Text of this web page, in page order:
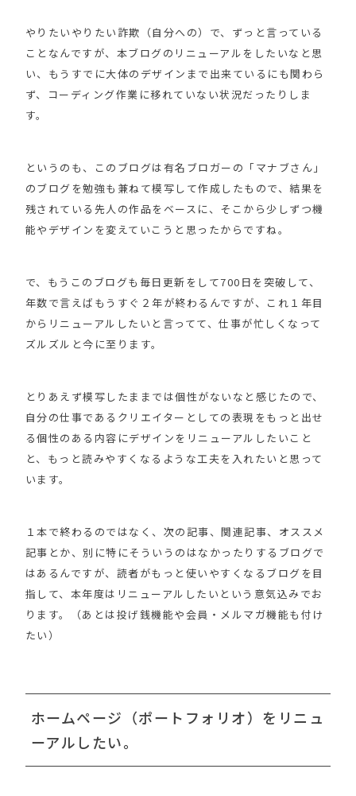
やりたいやりたい詐欺（自分への）で、ずっと言っている
ことなんですが、本ブログのリニューアルをしたいなと思
い、もうすでに大体のデザインまで出来ているにも関わら
ず、コーディング作業に移れていない状況だったりしま
す。
というのも、このブログは有名ブロガーの「マナブさん」
のブログを勉強も兼ねて模写して作成したもので、結果を
残されている先人の作品をベースに、そこから少しずつ機
能やデザインを変えていこうと思ったからですね。
で、もうこのブログも毎日更新をして700日を突破して、
年数で言えばもうすぐ２年が終わるんですが、これ１年目
からリニューアルしたいと言ってて、仕事が忙しくなって
ズルズルと今に至ります。
とりあえず模写したままでは個性がないなと感じたので、
自分の仕事であるクリエイターとしての表現をもっと出せ
る個性のある内容にデザインをリニューアルしたいこと
と、もっと読みやすくなるような工夫を入れたいと思って
います。
１本で終わるのではなく、次の記事、関連記事、オススメ
記事とか、別に特にそういうのはなかったりするブログで
はあるんですが、読者がもっと使いやすくなるブログを目
指して、本年度はリニューアルしたいという意気込みでお
ります。（あとは投げ銭機能や会員・メルマガ機能も付け
たい）
ホームページ（ポートフォリオ）をリニュ
ーアルしたい。